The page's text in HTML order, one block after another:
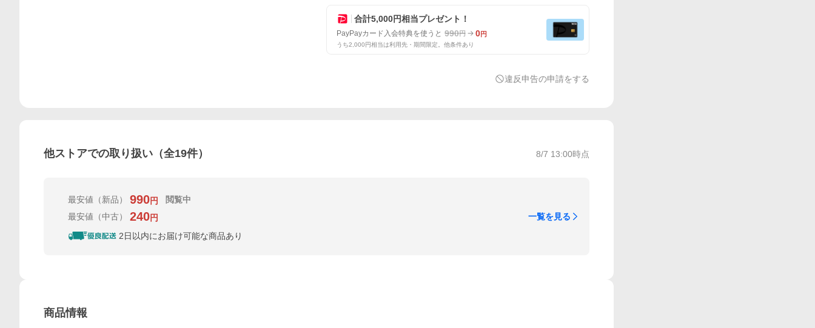
合計5,000円相当プレゼント！
PayPayカード入会特典を使うと 990円 0円
うち2,000円相当は利用先・期間限定。他条件あり
違反申告の申請をする
他ストアでの取り扱い（全19件） 8/7 13:00時点
最安値 （新品） 990円
閲覧中
最安値 （中古） 240円
2日以内にお届け可能な商品あり
一覧を見る
商品情報